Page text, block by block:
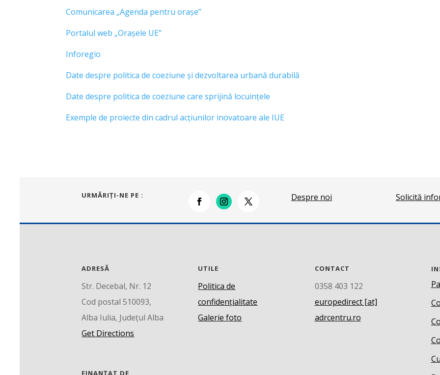
Comunicarea „Agenda pentru orașe”
Portalul web „Orașele UE”
Inforegio
Date despre politica de coeziune și dezvoltarea urbană durabilă
Date despre politica de coeziune care sprijină locuințele
Exemple de proiecte din cadrul acțiunilor inovatoare ale IUE
URMĂRIŢI-NE PE : Despre noi Solicită
ADRESĂ
Str. Decebal, Nr. 12
Cod postal 510093,
Alba Iulia, Județul Alba
Get Directions
UTILE
Politica de
confidențialitate
Galerie foto
CONTACT
0358 403 122
europedirect [at]
adrcentru.ro
FINANȚAT DE